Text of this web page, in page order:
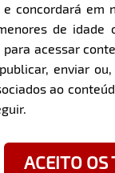
concordará
de idade
acessar
enviar
ao
ACEITO OS